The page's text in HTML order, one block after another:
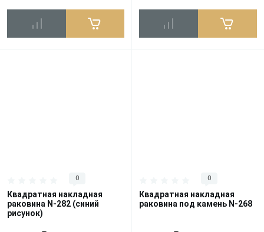
0
Квадратная накладная
раковина N-282 (синий
рисунок)
0
Квадратная накладная
раковина под камень N-268